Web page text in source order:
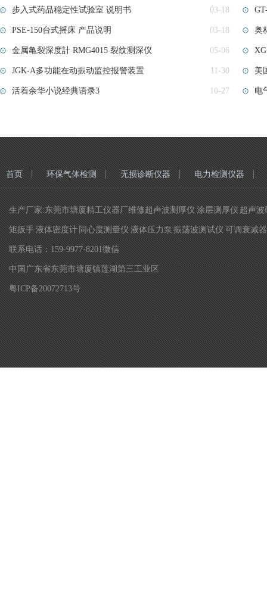
步入式药品稳定性试验室​ 说明书 03-18
PSE-150台式摇床 产品说明 03-18
金属亀裂深度計 RMG4015 裂纹测深仪 05-06
JGK-A多功能在动振动监控报警装置 11-30
活着余华小说经典语录3 10-27
奥
美
电
首页 环保气体检测 无损诊断仪器 电力检测仪器
生产厂家:东莞市塘厦精工仪器厂维修超声波测厚仪 涂层测厚仪 超声
矩扳手 液体密度计 同心度测量仪 液体压力泵 振荡波测试仪 可调衰减
联系电话：159-9977-8201微信
中国广东省东莞市塘厦镇莲湖第三工业区
粤ICP备20072713号